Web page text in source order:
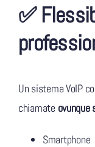
✅
Un sistema VoIP
chiamate ovunque
Smartphone